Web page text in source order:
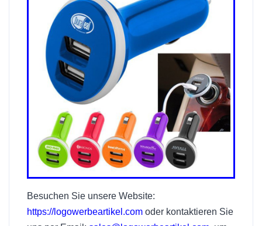
Besuchen Sie unsere Website:
https://logowerbeartikel.com oder kontaktieren Sie